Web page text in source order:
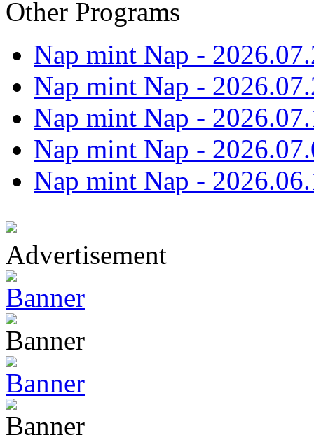
Other Programs
Nap mint Nap -
Nap mint Nap -
Nap mint Nap -
Nap mint Nap -
Nap mint Nap -
Advertisement